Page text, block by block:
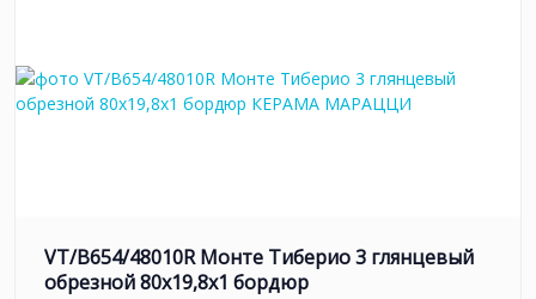
VT/B654/48010R Монте Тиберио 3 глянцевый
обрезной 80x19,8x1 бордюр